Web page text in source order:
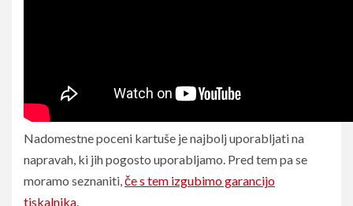
Nadomestne poceni kartuše je najbolj uporabljati na
napravah, ki jih pogosto uporabljamo. Pred tem pa se
moramo seznaniti,če s tem izgubimo garancijo
tiskalnika.